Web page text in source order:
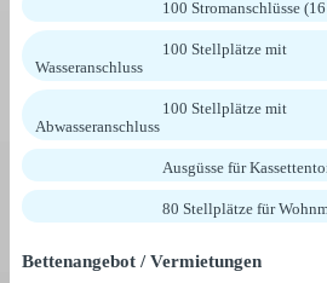
100 Stromanschlüsse
100 Stellplätze mit
Wasseranschluss
100 Stellplätze mit
Abwasseranschluss
Ausgüsse für
80 Stellplätze für
Bettenangebot / Vermietungen